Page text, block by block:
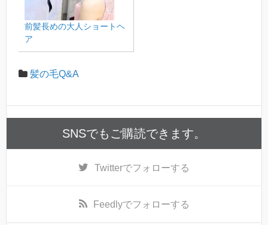
前髪長めの大人ショートヘ
ア
髪の毛Q&A
SNSでもご購読できます。
Twitterでフォローする
Feedlyでフォローする